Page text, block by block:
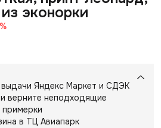
эконорки
%
Яндекс Маркет и СДЭК
верните неподходящие
в ТЦ Авиапарк